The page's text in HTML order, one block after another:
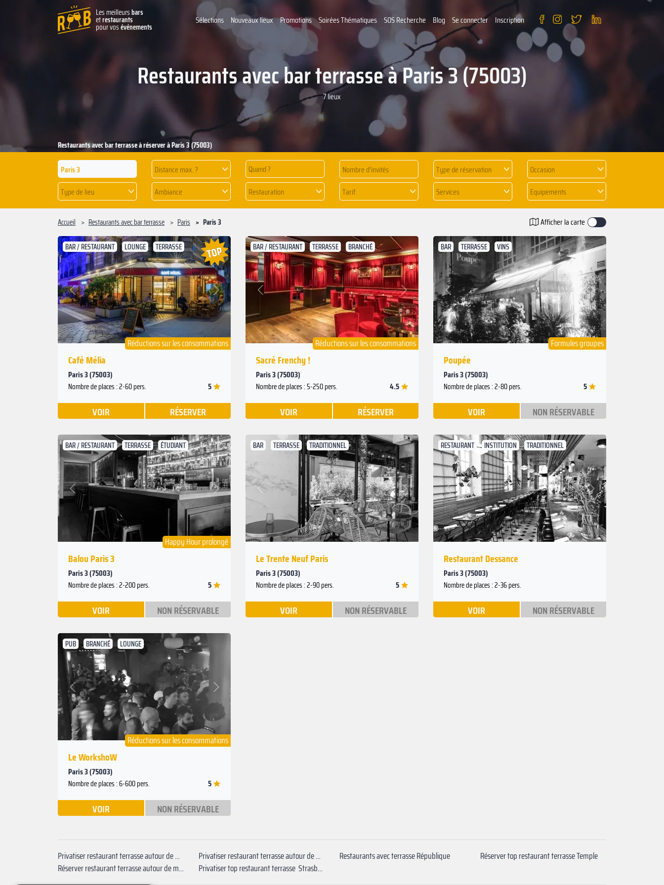
Les meilleursbars
etrestaurants
pour vosévénements
Sélections Nouveaux lieux Promotions Soirées Thématiques SOS Recherche Blog Se connecter Inscription
Restaurants avec bar terrasse à Paris 3 (75003)
7 lieux
Distance max. ? Quand ? Type de réservation
Occasion
Type de lieu
Ambiance Restauration Tarif Services Equipements
Restaurants avec bar terrasse à réserver à Paris 3 (75003)
Accueil Restaurants avec bar terrasse Paris Paris 3 Afficher la carte
BAR / RESTAURANT LOUNGE TERRASSE
Précédent
Suivant
Réductions sur les consommations
Café Mélia
Paris 3 (75003)
Nombre de places : 2-60 pers. 5
VOIR RÉSERVER
BAR / RESTAURANT TERRASSE BRANCHÉ
Précédent
Suivant
Réductions sur les consommations
Sacré Frenchy !
Paris 3 (75003)
Nombre de places : 5-250 pers. 4.5
VOIR RÉSERVER
BAR TERRASSE VINS
Précédent
Suivant
Formules groupes
Poupée
Paris 3 (75003)
Nombre de places : 2-80 pers. 5
VOIR NON RÉSERVABLE
BAR / RESTAURANT TERRASSE ÉTUDIANT
Précédent
Suivant
Happy Hour prolongé
Balou Paris 3
Paris 3 (75003)
Nombre de places : 2-200 pers. 5
VOIR NON RÉSERVABLE
BAR TERRASSE TRADITIONNEL
Précédent
Suivant
Le Trente Neuf Paris
Paris 3 (75003)
Nombre de places : 2-90 pers. 5
VOIR NON RÉSERVABLE
RESTAURANT INSTITUTION TRADITIONNEL
Précédent
Suivant
Restaurant Dessance
Paris 3 (75003)
Nombre de places : 2-36 pers.
VOIR NON RÉSERVABLE
PUB BRANCHÉ LOUNGE
Précédent
Suivant
Réductions sur les consommations
Le WorkshoW
Paris 3 (75003)
Nombre de places : 6-600 pers. 5
VOIR NON RÉSERVABLE
Privatiser restaurant terrasse autour de moi Arts et Métiers Privatiser restaurant terrasse autour de moi Rambuteau Restaurants avec terrasse République
Réserver top restaurant terrasse Temple
Réserver restaurant terrasse autour de moi ‍Réaumur - Sébastopol
Privatiser top restaurant terrasse ‍ Strasbourg - Saint-Denis